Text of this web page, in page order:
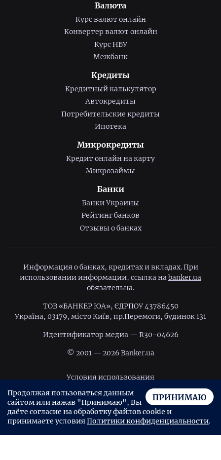
Валюта
Курс валют онлайн
Конвертер валют онлайн
Курс НБУ
Межбанк
Кредиты
Кредитный калькулятор
Автокредиты
Потребительские кредиты
Ипотека
Микрокредиты
Кредит онлайн на карту
Микрозаймы
Банки
Банки Украины
Рейтинг банков
Отзывы о банках
Информация о банках, кредитах и вкладах. При
использовании информации, ссылка на banker.ua
обязательна.
ТОВ «БАНКЕР ЮА», ЄДРПОУ 43786450
Україна, 03179, місто Київ, пр.Перемоги, будинок 131
Идентификатор медиа — R30-04626
© 2001 — 2026 Banker.ua
Условия использования
Политика конфиденциальности
Пользовательское соглашение
ПРИНИМАЮ
Продолжая пользоваться данным
сайтом или нажав "Принимаю", Вы
даёте согласие на обработку файлов cookie и
принимаете условияПолитики конфиденциальности.